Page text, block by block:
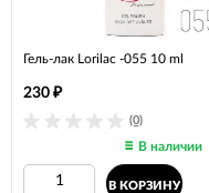
Гель-лак Lorilac -055 10 ml
(0)
230 ₽
В наличии
В КОРЗИНУ